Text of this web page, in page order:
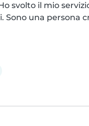
svolto il mio
una persona